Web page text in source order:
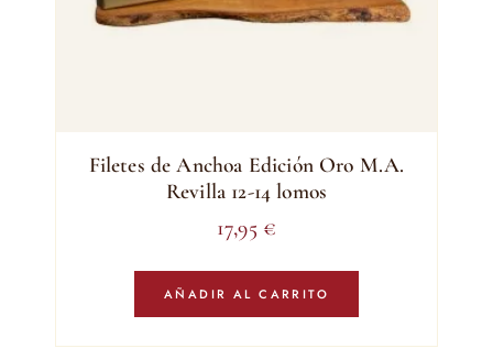
Filetes de Anchoa Edición Oro M.A.
Revilla 12-14 lomos
17,95 €
AÑADIR AL CARRITO